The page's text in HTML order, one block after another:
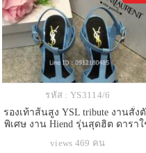
รหัส : YS3114/6
รองเท้าส้นสูง YSL tribute งานสั่ง
พิเศษ งาน Hiend รุ่นสุดฮิต ดารา
views 469 คน